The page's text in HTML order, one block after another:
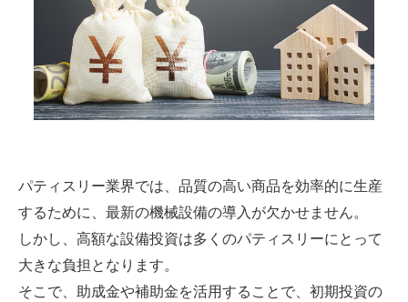
パティスリー業界では、品質の高い商品を効率的に生産
するために、最新の機械設備の導入が欠かせません。
しかし、高額な設備投資は多くのパティスリーにとって
大きな負担となります。
そこで、助成金や補助金を活用することで、初期投資の